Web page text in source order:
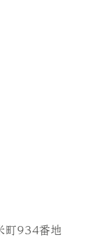
町934番地